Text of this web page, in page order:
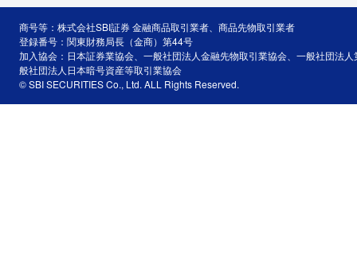
商号等：株式会社SBI証券 金融商品取引業者、商品先物取引業者
登録番号：関東財務局長（金商）第44号
加入協会：日本証券業協会、一般社団法人金融先物取引業協会、一般社団法
般社団法人日本暗号資産等取引業協会
© SBI SECURITIES Co., Ltd. ALL Rights Reserved.